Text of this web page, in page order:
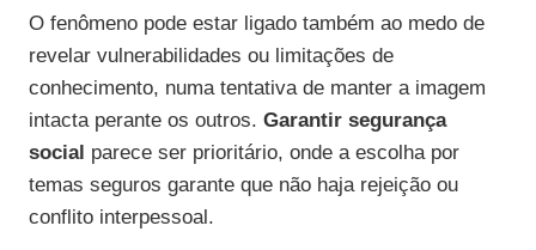
O fenômeno pode estar ligado também ao medo de
revelar vulnerabilidades ou limitações de
conhecimento, numa tentativa de manter a imagem
intacta perante os outros. Garantir segurança
social parece ser prioritário, onde a escolha por
temas seguros garante que não haja rejeição ou
conflito interpessoal.